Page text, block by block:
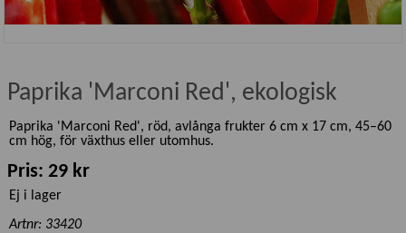
Paprika 'Marconi Red', ekologisk
Paprika 'Marconi Red', röd, avlånga frukter 6 cm x 17 cm, 45–60
cm hög, för växthus eller utomhus.
Pris: 29 kr
Ej i lager
Artnr: 33420